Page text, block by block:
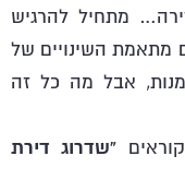
מתחיל להרגיש
השינויים של
אבל מה כל זה
“שדרוג דירת